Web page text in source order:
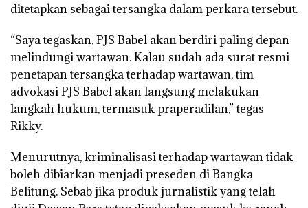
ditetapkan sebagai tersangka dalam perkara tersebut.
“Saya tegaskan, PJS Babel akan berdiri paling depan
melindungi wartawan. Kalau sudah ada surat resmi
penetapan tersangka terhadap wartawan, tim
advokasi PJS Babel akan langsung melakukan
langkah hukum, termasuk praperadilan,” tegas
Rikky.
Menurutnya, kriminalisasi terhadap wartawan tidak
boleh dibiarkan menjadi preseden di Bangka
Belitung. Sebab jika produk jurnalistik yang telah